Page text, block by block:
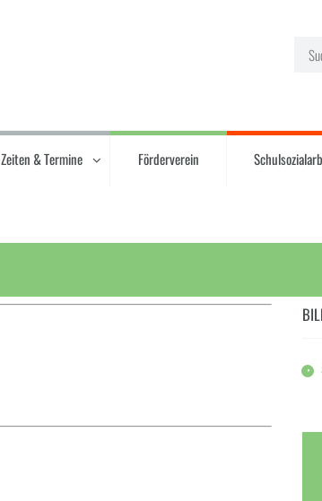
Zeiten & Termine Förderverein